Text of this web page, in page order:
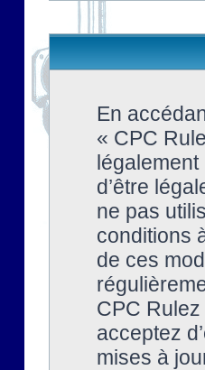
En
« CPC
d’être
ne pas
conditions
de ces
CPC
acceptez
mises à